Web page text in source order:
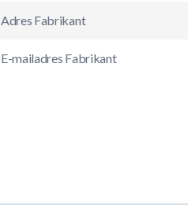
Adres Fabrikant
E-mailadres Fabrikant